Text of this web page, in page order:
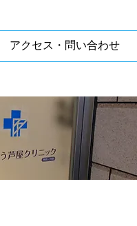
アクセス・問い合わせ